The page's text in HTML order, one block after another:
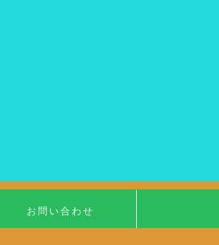
お問い合わせ